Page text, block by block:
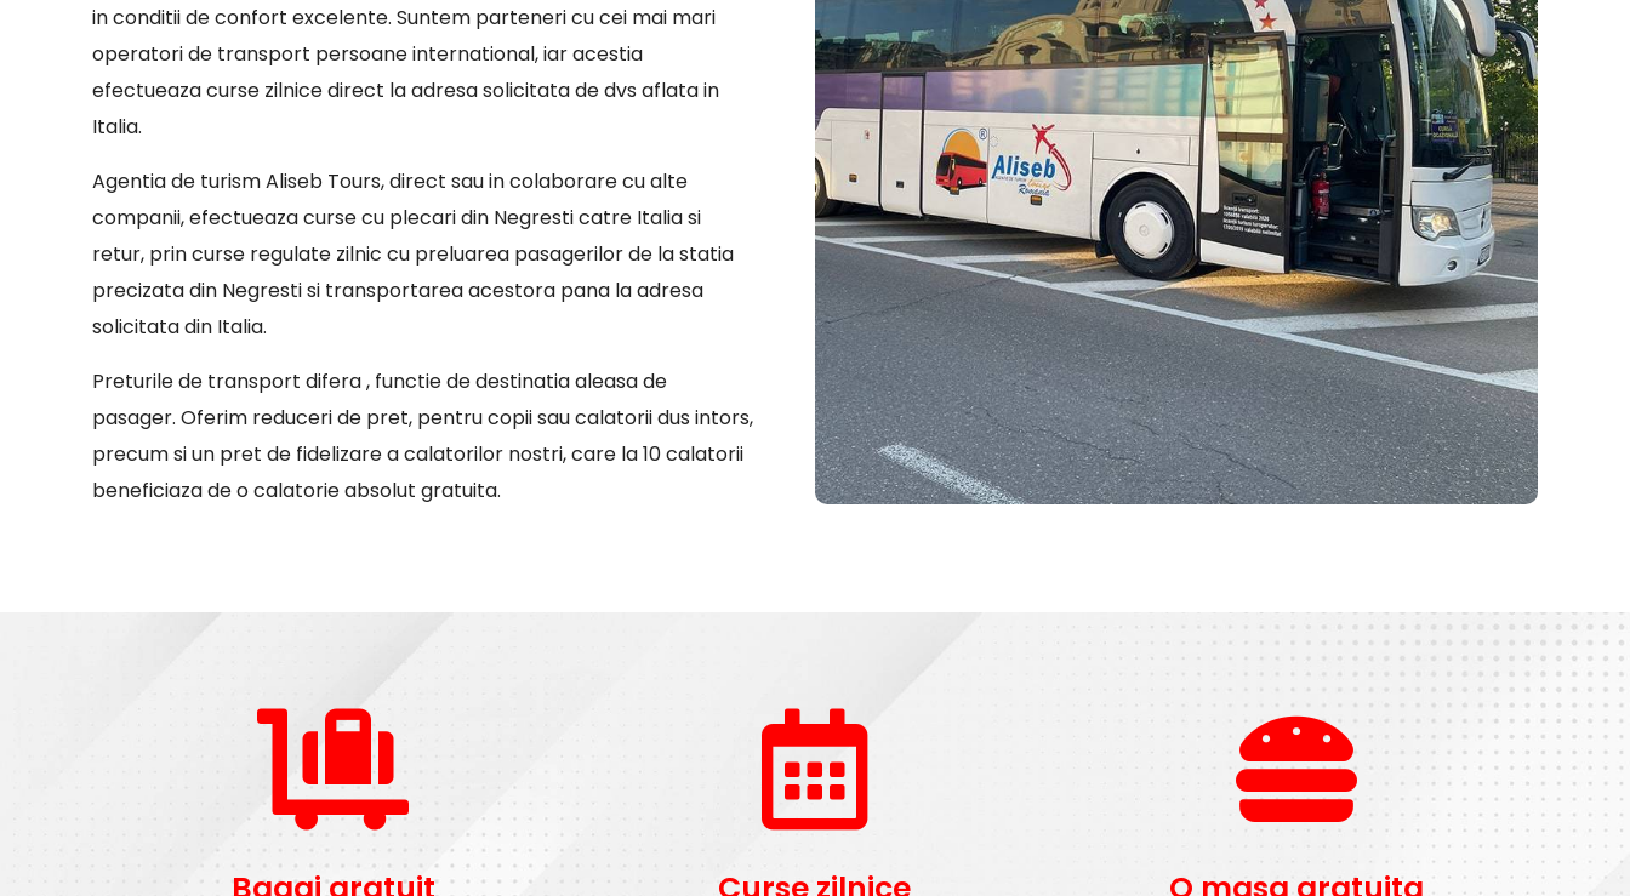
in conditii de confort excelente. Suntem parteneri cu cei mai mari
operatori de transport persoane international, iar acestia
efectueaza curse zilnice direct la adresa solicitata de dvs aflata in
Italia.
Agentia de turism Aliseb Tours, direct sau in colaborare cu alte
companii, efectueaza curse cu plecari din Negresti catre Italia si
retur, prin curse regulate zilnic cu preluarea pasagerilor de la statia
precizata din Negresti si transportarea acestora pana la adresa
solicitata din Italia.
Preturile de transport difera , functie de destinatia aleasa de
pasager. Oferim reduceri de pret, pentru copii sau calatorii dus intors,
precum si un pret de fidelizare a calatorilor nostri, care la 10 calatorii
beneficiaza de o calatorie absolut gratuita.